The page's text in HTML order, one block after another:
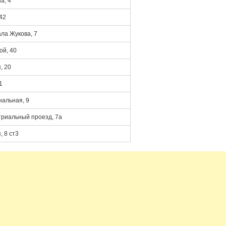
Жукова, 7
40
20
9
проезд, 7а
8 ст3